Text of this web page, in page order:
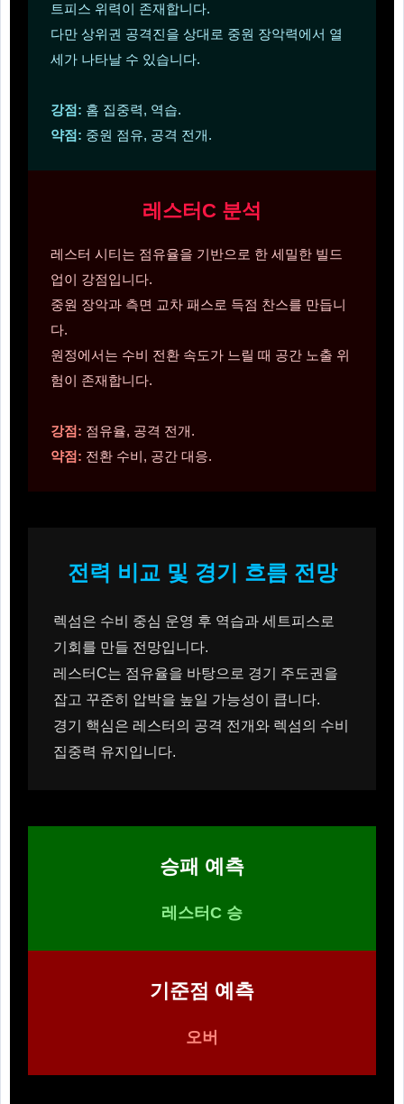
트피스 위력이 존재합니다.
다만 상위권 공격진을 상대로 중원 장악력에서 열
세가 나타날 수 있습니다.
강점: 홈 집중력, 역습.
약점: 중원 점유, 공격 전개.
레스터C 분석
레스터 시티는 점유율을 기반으로 한 세밀한 빌드
업이 강점입니다.
중원 장악과 측면 교차 패스로 득점 찬스를 만듭니
다.
원정에서는 수비 전환 속도가 느릴 때 공간 노출 위
험이 존재합니다.
강점: 점유율, 공격 전개.
약점: 전환 수비, 공간 대응.
전력 비교 및 경기 흐름 전망
렉섬은 수비 중심 운영 후 역습과 세트피스로
기회를 만들 전망입니다.
레스터C는 점유율을 바탕으로 경기 주도권을
잡고 꾸준히 압박을 높일 가능성이 큽니다.
경기 핵심은 레스터의 공격 전개와 렉섬의 수비
집중력 유지입니다.
승패 예측
레스터C 승
기준점 예측
오버